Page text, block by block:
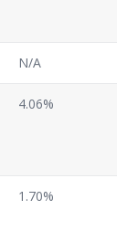
N/A
4.06%
1.70%